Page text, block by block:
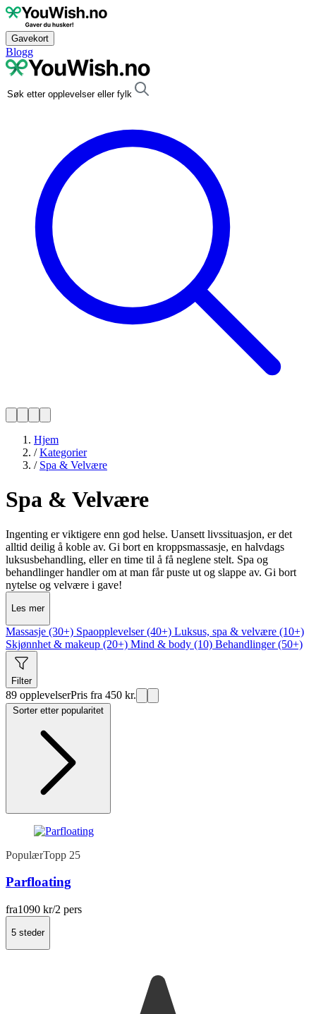
Gavekort
Blogg
Hjem
/Kategorier
/ Spa & Velvære
Spa & Velvære
Ingenting er viktigere enn god helse. Uansett livssituasjon, er det
alltid deilig å koble av. Gi bort en kroppsmassasje, en halvdags
luksusbehandling, eller en time til å få neglene stelt. Spa og
behandlinger handler om at man får puste ut og slappe av. Gi bort
nytelse og velvære i gave!
Les mer
Massasje (30+) Spaopplevelser (40+) Luksus, spa & velvære (10+)
Skjønnhet & makeup (20+) Mind & body (10) Behandlinger (50+)
Filter
89 opplevelserPris fra 450 kr.
PopulærTopp 25
Parfloating
fra1090 kr/2 pers
5 steder